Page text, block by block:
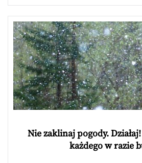
Nie zaklinaj pogody.
każdego w razie